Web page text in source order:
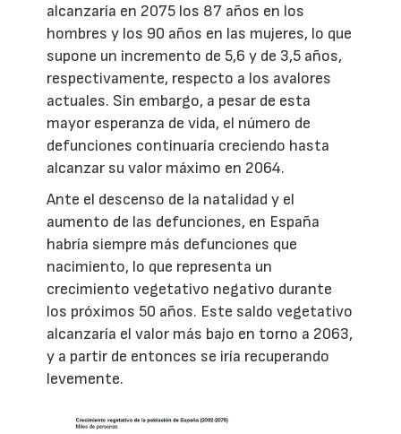
alcanzaría en 2075 los 87 años en los
hombres y los 90 años en las mujeres, lo que
supone un incremento de 5,6 y de 3,5 años,
respectivamente, respecto a los avalores
actuales. Sin embargo, a pesar de esta
mayor esperanza de vida, el número de
defunciones continuaría creciendo hasta
alcanzar su valor máximo en 2064.
Ante el descenso de la natalidad y el
aumento de las defunciones, en España
habría siempre más defunciones que
nacimiento, lo que representa un
crecimiento vegetativo negativo durante
los próximos 50 años. Este saldo vegetativo
alcanzaría el valor más bajo en torno a 2063,
y a partir de entonces se iría recuperando
levemente.